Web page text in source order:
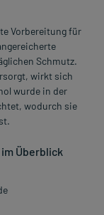
Vorbereitung für
Schmutz.
wirkt sich
wurde in der
wodurch sie
Überblick